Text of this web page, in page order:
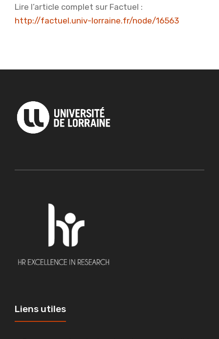
Lire l’article complet sur Factuel :
http://factuel.univ-lorraine.fr/node/16563
Liens utiles